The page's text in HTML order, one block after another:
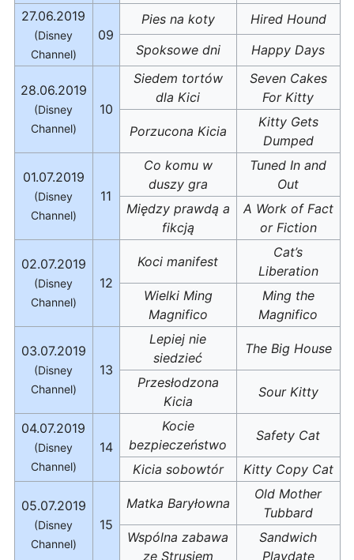
27.06.2019
(Disney
Channel)
09
Pies na koty
Hired Hound
Spoksowe dni
Happy Days
28.06.2019
(Disney
Channel)
10
Siedem tortów
dla Kici
Seven Cakes
For Kitty
Porzucona Kicia
Kitty Gets
Dumped
01.07.2019
(Disney
Channel)
11
Co komu w
duszy gra
Tuned In and
Out
Między prawdą a
fikcją
A Work of Fact
or Fiction
02.07.2019
(Disney
Channel)
12
Koci manifest
Cat’s
Liberation
Wielki Ming
Magnifico
Ming the
Magnifico
03.07.2019
(Disney
Channel)
13
Lepiej nie
siedzieć
The Big House
Przesłodzona
Kicia
Sour Kitty
04.07.2019
(Disney
Channel)
14
Kocie
bezpieczeństwo
Safety Cat
Kicia sobowtór Kitty Copy Cat
05.07.2019
(Disney
Channel)
15
Matka Baryłowna
Old Mother
Tubbard
Wspólna zabawa
ze Strusiem
Sandwich
Playdate